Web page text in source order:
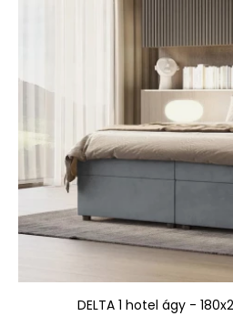
DELTA 1 hotel ágy -